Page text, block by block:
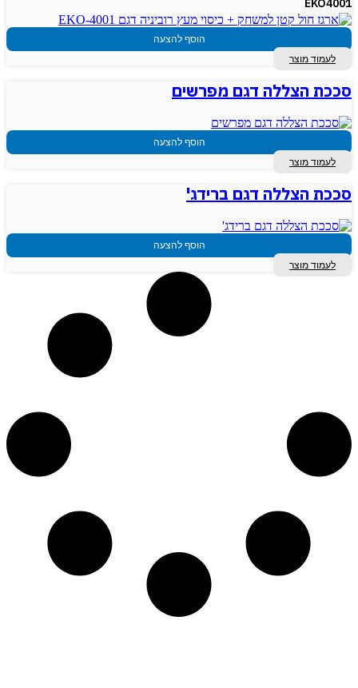
הוסף להצעה
לעמוד מוצר
סככת הצללה דגם מפרשים
הוסף להצעה
לעמוד מוצר
סככת הצללה דגם ברידג'
הוסף להצעה
לעמוד מוצר